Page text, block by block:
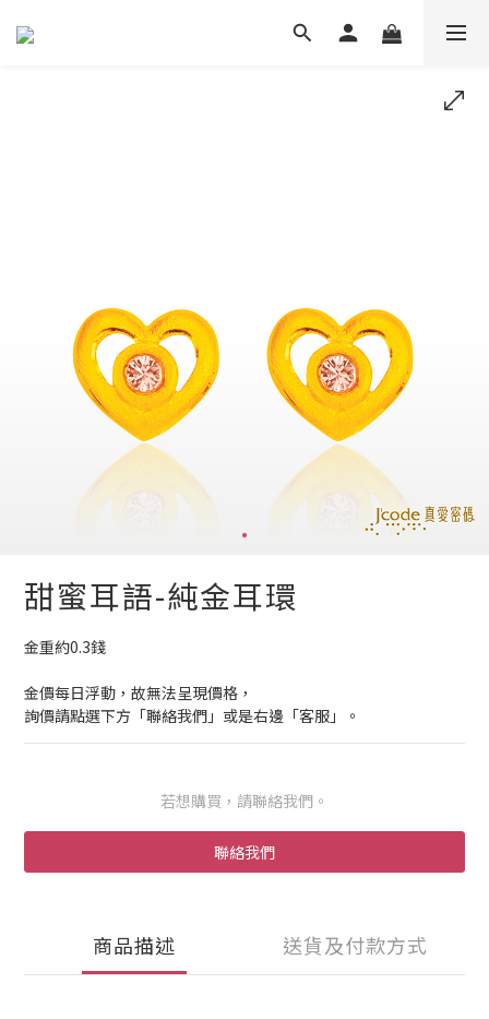
甜蜜耳語-純金耳環
金重約0.3錢
金價每日浮動，故無法呈現價格，
詢價請點選下方「聯絡我們」或是右邊「客服」。
若想購買，請聯絡我們。
聯絡我們
商品描述 送貨及付款方式